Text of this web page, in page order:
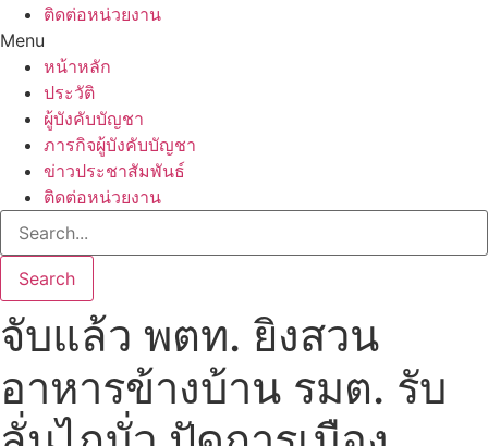
ติดต่อหน่วยงาน
Menu
หน้าหลัก
ประวัติ
ผู้บังคับบัญชา
ภารกิจผู้บังคับบัญชา
ข่าวประชาสัมพันธ์
ติดต่อหน่วยงาน
Search
จับแล้ว พตท. ยิงสวน
อาหารข้างบ้าน รมต. รับ